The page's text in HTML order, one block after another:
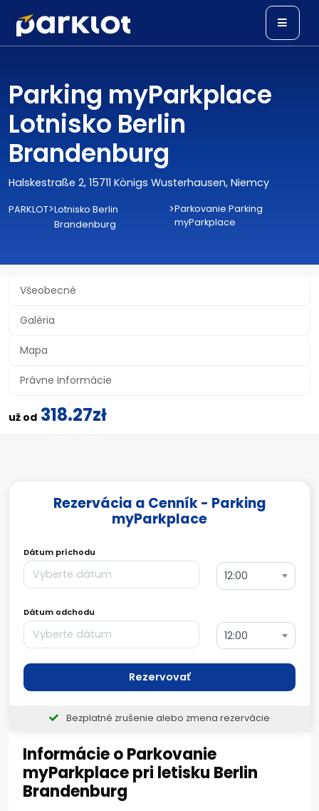
Parking myParkplace
Lotnisko Berlin
Brandenburg
Halskestraße 2, 15711 Königs Wusterhausen, Niemcy
PARKLOT>Lotnisko Berlin
Brandenburg
>Parkovanie Parking
myParkplace
Všeobecné
Galéria
Mapa
Právne Informácie
už od 318.27zł
Informácie o Parkovanie
myParkplace pri letisku Berlin
Brandenburg
Rezervácia a Cenník - Parking
myParkplace
Dátum príchodu
12:00
Dátum odchodu
12:00
Rezervovať
Bezplatné zrušenie alebo zmena rezervácie